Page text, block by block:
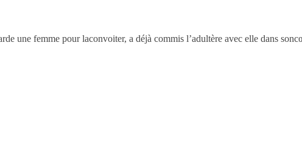
une femme pour laconvoiter, a déjà commis l’adultère avec elle dans